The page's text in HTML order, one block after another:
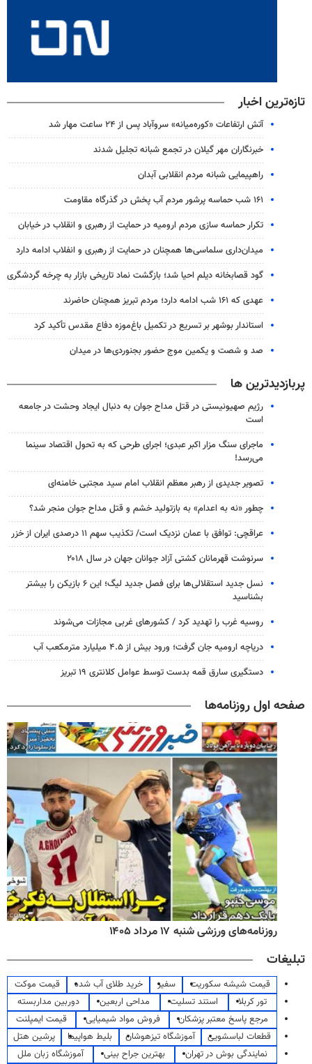
تازه‌ترین اخبار
آتش ارتفاعات «کوره‌میانه» سروآباد پس از ۲۴ ساعت مهار شد
خبرنگاران مهر گیلان در تجمع شبانه تجلیل شدند
راهپیمایی شبانه مردم انقلابی آبدان
۱۶۱ شب حماسه پرشور مردم آب پخش در گذرگاه مقاومت
تکرار حماسه سازی مردم ارومیه در حمایت از رهبری و انقلاب در خیابان
میدان‌داری سلماسی‌ها همچنان در حمایت از رهبری‌ و انفلاب ادامه دارد
گود قصابخانه دیلم احیا شد؛ بازگشت نماد تاریخی بازار به چرخه گردشگری
عهدی که ۱۶۱ شب ادامه دارد؛ مردم تبریز همچنان حاضرند
استاندار بوشهر بر تسریع در تکمیل باغ‌موزه دفاع مقدس تأکید کرد
صد و شصت و یکمین موج حضور بجنوردی‌ها در میدان
پربازدیدترین ها
رژیم صهیونیستی در قتل مداح جوان به دنبال ایجاد وحشت در جامعه
است
ماجرای سنگ مزار اکبر عبدی؛ اجرای طرحی که به تحول اقتصاد سینما
می‌رسد!
تصویر جدیدی از رهبر معظم انقلاب امام سید مجتبی خامنه‌ای
چطور «نه به اعدام» به بازتولید خشم و قتل مداح جوان منجر شد؟
عراقچی: توافق با عمان نزدیک است/ تکذیب سهم ۱۱ درصدی ایران از خزر
سرنوشت قهرمانان کشتی آزاد جوانان جهان در سال ۲۰۱۸
نسل جدید استقلالی‌ها برای فصل جدید لیگ؛ این ۶ بازیکن را بیشتر
بشناسید
روسیه غرب را تهدید کرد / کشورهای غربی مجازات می‌شوند
دریاچه ارومیه جان گرفت؛ ورود بیش از ۴.۵ میلیارد مترمکعب آب
دستگیری سارق قمه بدست توسط عوامل کلانتری ۱۹ تبریز
صفحه اول روزنامه‌ها
روزنامه‌های ورزشی شنبه ۱۷ مرداد ۱۴۰۵
تبلیغات
قیمت شیشه سکوریت سفیر خرید طلای آب شده
قیمت موکت
تور کربلا
استند تسلیت مداحی اربعین
دوربین مداربسته
مرجع پاسخ معتبر پزشکان
فروش مواد شیمیایی
قیمت ایمپلنت
قطعات لباسشویی
آموزشگاه تیزهوشان بلیط هواپیما
پرشین هتل
نمایندگی بوش در تهران
بهترین جراح بینی
آموزشگاه زبان ملل